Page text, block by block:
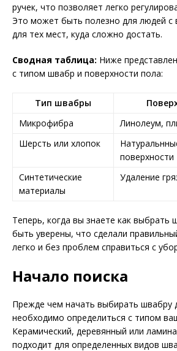
ручек, что позволяет легко
Это может быть полезно для людей с
для тех мест, куда сложно достать.
Сводная таблица: Ниже
с типом швабр и поверхности пола:
Тип швабры
Микрофибра
Линолеум,
Шерсть или хлопок
поверхности
Синтетические
материалы
Удаление
Теперь, когда вы знаете как
быть уверены, что сделали
легко и без проблем справиться с
Начало поиска
Прежде чем начать выбирать швабру
необходимо определиться с типом
Керамический, деревянный или
подходит для определенных видов